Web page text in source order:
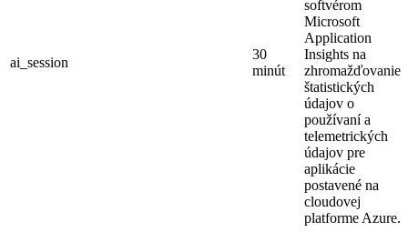
ai_session
30
minút
softvérom
Microsoft
Application
Insights na
zhromažďovanie
štatistických
údajov o
používaní a
telemetrických
údajov pre
aplikácie
postavené na
cloudovej
platforme Azure.